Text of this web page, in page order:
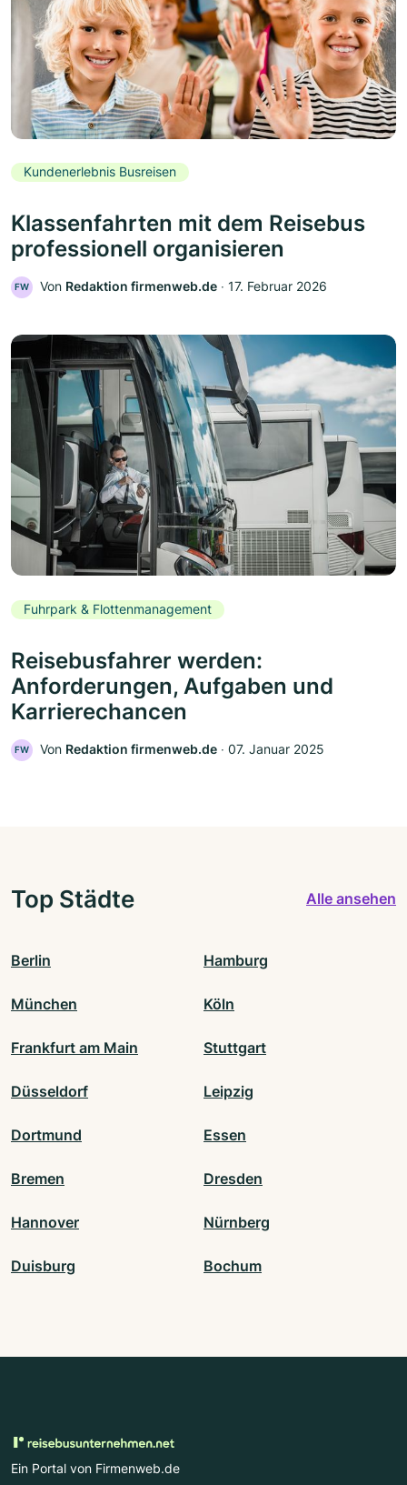
Kundenerlebnis Busreisen
Klassenfahrten mit dem Reisebus
professionell organisieren
FW Von Redaktion firmenweb.de ‧ 17. Februar 2026
Fuhrpark & Flottenmanagement
Reisebusfahrer werden:
Anforderungen, Aufgaben und
Karrierechancen
FW Von Redaktion firmenweb.de ‧ 07. Januar 2025
Top Städte Alle ansehen
Berlin Hamburg
München Köln
Frankfurt am Main Stuttgart
Düsseldorf Leipzig
Dortmund Essen
Bremen Dresden
Hannover Nürnberg
Duisburg Bochum
Ein Portal von Firmenweb.de